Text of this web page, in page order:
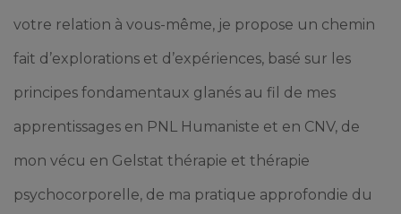
votre relation à vous-même, je propose un chemin
fait d’explorations et d’expériences, basé sur les
principes fondamentaux glanés au fil de mes
apprentissages en PNL Humaniste et en CNV, de
mon vécu en Gelstat thérapie et thérapie
psychocorporelle, de ma pratique approfondie du